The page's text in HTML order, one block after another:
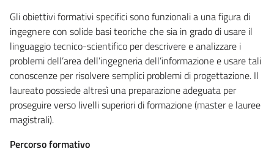
Gli obiettivi formativi specifici sono funzionali a una figura di
ingegnere con solide basi teoriche che sia in grado di usare il
linguaggio tecnico-scientifico per descrivere e analizzare i
problemi dell’area dell’ingegneria dell’informazione e usare tali
conoscenze per risolvere semplici problemi di progettazione. Il
laureato possiede altresì una preparazione adeguata per
proseguire verso livelli superiori di formazione (master e lauree
magistrali).
Percorso formativo